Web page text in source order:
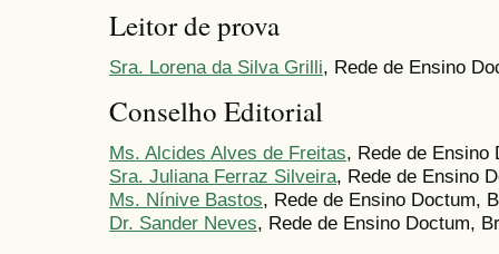
Leitor de prova
Sra. Lorena da Silva Grilli, Rede de Ensino
Conselho Editorial
Ms. Alcides Alves de Freitas, Rede de Ensino
Sra. Juliana Ferraz Silveira, Rede de Ensino
Ms. Nínive Bastos, Rede de Ensino Doctum,
Dr. Sander Neves, Rede de Ensino Doctum,